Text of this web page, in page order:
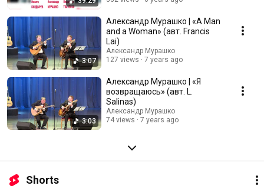
3:07
Александр Мурашко | «A Man
and a Woman» (авт. Francis
Lai)
Александр Мурашко
127 views
7 years ago
3:03
Александр Мурашко | «Я
возвращаюсь» (авт. L.
Salinas)
Александр Мурашко
74 views
7 years ago
Shorts